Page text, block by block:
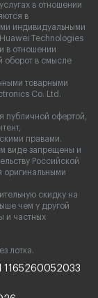
в отношении
в
индивидуальными
Technologies
в отношении
оборот в смысле
товарными
Co. Ltd.
публичной офертой,
правами.
виде запрещены и
Российской
оригинальными
скидку на
чем у другой
и частных
лотка.